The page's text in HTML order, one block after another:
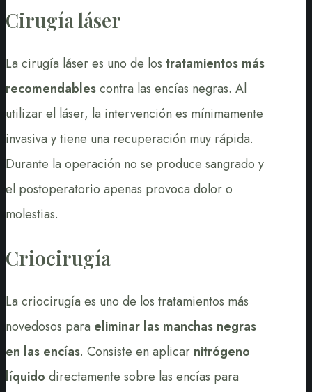
Cirugía láser
La cirugía láser es uno de los tratamientos más
recomendablescontra las encías negras. Al
utilizar el láser, la intervención es mínimamente
invasiva y tiene una recuperación muy rápida.
Durante la operación no se produce sangrado y
el postoperatorio apenas provoca dolor o
molestias.
Criocirugía
La criocirugía es uno de los tratamientos más
novedosos para eliminar las manchas negras
en las encías. Consiste en aplicar nitrógeno
líquido directamente sobre las encías para